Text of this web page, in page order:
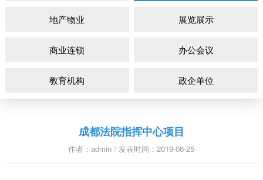
地产物业 展览展示
商业连锁 办公会议
教育机构 政企单位
成都法院指挥中心项目
作者：admin / 发表时间：2019-06-25